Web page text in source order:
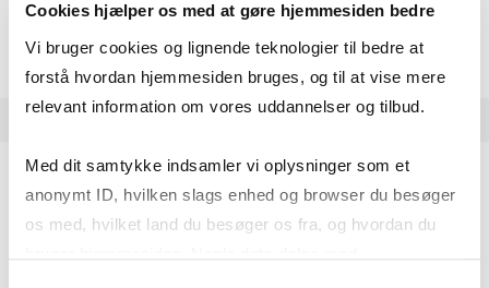
Cookies hjælper os med at gøre hjemmesiden bedre
Vi bruger cookies og lignende teknologier til bedre at
forstå hvordan hjemmesiden bruges, og til at vise mere
relevant information om vores uddannelser og tilbud.
Med dit samtykke indsamler vi oplysninger som et
anonymt ID, hvilken slags enhed og browser du besøger
os med, hvilket land du besøger os fra, og hvordan du
HA(kom.) - erhvervs­økonomi
HA(psyk.) - erhvervs­økonomi og psy­ko­lo­gi